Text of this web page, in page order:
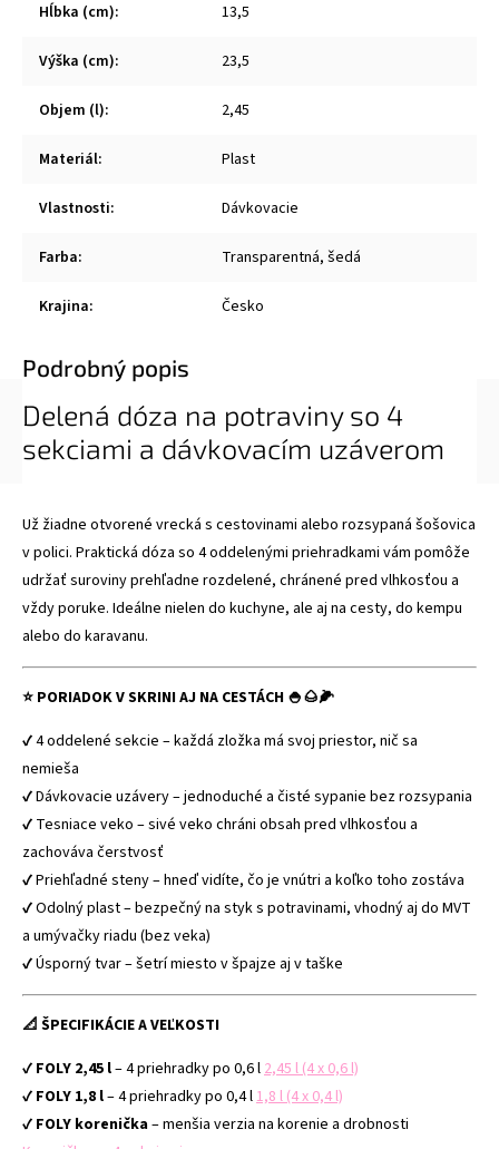
Hĺbka (cm): 13,5
Výška (cm): 23,5
Objem (l): 2,45
Materiál: Plast
Vlastnosti: Dávkovacie
Farba: Transparentná, šedá
Krajina: Česko
Podrobný popis
Delená dóza na potraviny so 4
sekciami a dávkovacím uzáverom
Už žiadne otvorené vrecká s cestovinami alebo rozsypaná šošovica
v polici. Praktická dóza so 4 oddelenými priehradkami vám pomôže
udržať suroviny prehľadne rozdelené, chránené pred vlhkosťou a
vždy poruke. Ideálne nielen do kuchyne, ale aj na cesty, do kempu
alebo do karavanu.
⭐ PORIADOK V SKRINI AJ NA CESTÁCH 🍚🌰🌽
✔ 4 oddelené sekcie – každá zložka má svoj priestor, nič sa
nemieša
✔ Dávkovacie uzávery – jednoduché a čisté sypanie bez rozsypania
✔ Tesniace veko – sivé veko chráni obsah pred vlhkosťou a
zachováva čerstvosť
✔ Priehľadné steny – hneď vidíte, čo je vnútri a koľko toho zostáva
✔ Odolný plast – bezpečný na styk s potravinami, vhodný aj do MVT
a umývačky riadu (bez veka)
✔ Úsporný tvar – šetrí miesto v špajze aj v taške
📐 ŠPECIFIKÁCIE A VEĽKOSTI
✔ FOLY 2,45 l– 4 priehradky po 0,6 l2,45 l (4 x 0,6 l)
✔ FOLY 1,8 l– 4 priehradky po 0,4 l1,8 l (4 x 0,4 l)
✔ FOLY korenička– menšia verzia na korenie a drobnosti